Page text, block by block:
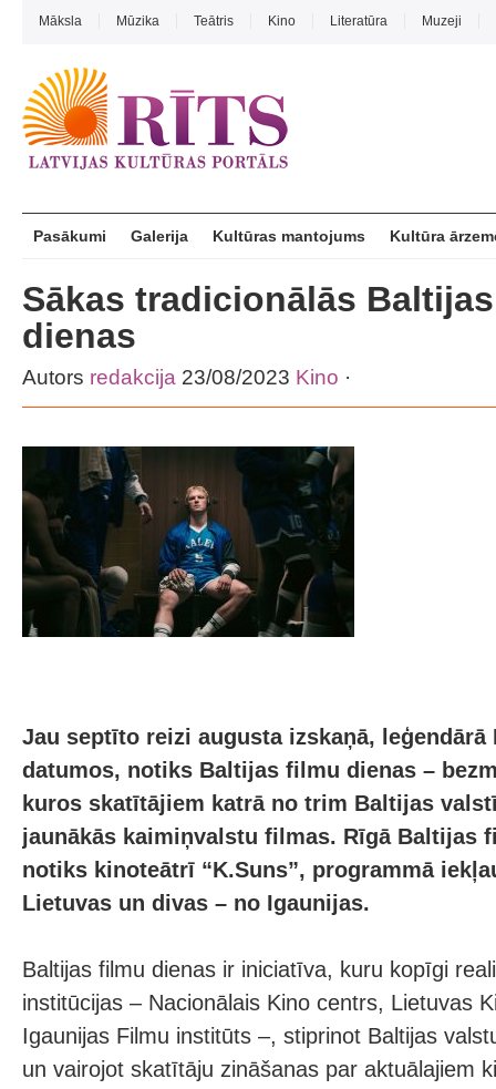
Māksla Mūzika Teātris Kino Literatūra Muzeji
Pasākumi Galerija Kultūras mantojums Kultūra
Sākas tradicionālās
dienas
Autors redakcija 23/08/2023 Kino ·
Jau septīto reizi augusta izskaņā, leģendārā
datumos, notiks Baltijas filmu dienas –
kuros skatītājiem katrā no trim Baltijas
jaunākās kaimiņvalstu filmas. Rīgā Baltijas
notiks kinoteātrī “K.Suns”, programmā
Lietuvas un divas – no Igaunijas.
Baltijas filmu dienas ir iniciatīva, kuru kopīgi
institūcijas – Nacionālais Kino centrs, Lietuvas
Igaunijas Filmu institūts –, stiprinot Baltijas
un vairojot skatītāju zināšanas par aktuālajiem